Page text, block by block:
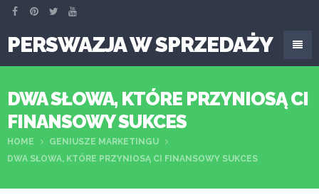
PERSWAZJA W SPRZEDAŻY
DWA SŁOWA, KTÓRE PRZYNIOSĄ CI
FINANSOWY SUKCES
HOME
GENIUSZE MARKETINGU
DWA SŁOWA, KTÓRE PRZYNIOSĄ CI FINANSOWY SUKCES